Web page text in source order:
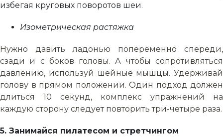
избегая круговых поворотов шеи.
Изометрическая растяжка
Нужно давить ладонью попеременно спереди,
сзади и с боков головы. А чтобы сопротивляться
давлению, используй шейные мышцы. Удерживай
голову в прямом положении. Один подход должен
длиться 10 секунд, комплекс упражнений на
каждую сторону следует повторить три-четыре раза.
5. Занимайся пилатесом и стретчингом